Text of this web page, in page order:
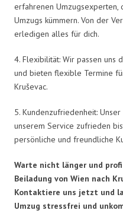
erfahrenen Umzugsexperten,
Umzugs kümmern. Von der
erledigen alles für dich.
4. Flexibilität: Wir passen uns
und bieten flexible Termine
Kruševac.
5. Kundenzufriedenheit:
unserem Service zufrieden
persönliche und freundliche
Warte nicht länger und
Beiladung von Wien nach
Kontaktiere uns jetzt und
Umzug stressfrei und